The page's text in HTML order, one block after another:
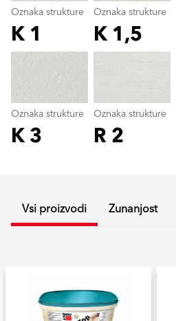
Oznaka strukture
K 1
Oznaka strukture
K 1,5
Oznaka strukture
K 3
Oznaka strukture
R 2
Oznaka strukture
color_name
Vsi proizvodi Zunanjost